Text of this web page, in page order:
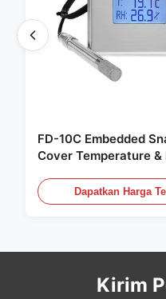
FD-10C Embedded
Cover Temperature &
MonitorDapatkan Harga
Kirim